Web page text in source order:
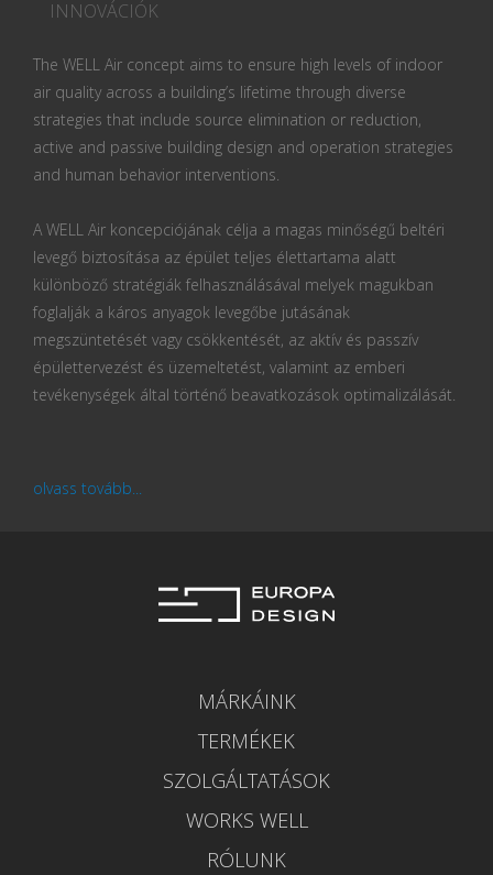
INNOVÁCIÓK
The WELL Air concept aims to ensure high levels of indoor
air quality across a building’s lifetime through diverse
strategies that include source elimination or reduction,
active and passive building design and operation strategies
and human behavior interventions.
A WELL Air koncepciójának célja a magas minőségű beltéri
levegő biztosítása az épület teljes élettartama alatt
különböző stratégiák felhasználásával melyek magukban
foglalják a káros anyagok levegőbe jutásának
megszüntetését vagy csökkentését, az aktív és passzív
épülettervezést és üzemeltetést, valamint az emberi
tevékenységek által történő beavatkozások optimalizálását.
olvass tovább...
MÁRKÁINK
TERMÉKEK
SZOLGÁLTATÁSOK
WORKS WELL
RÓLUNK